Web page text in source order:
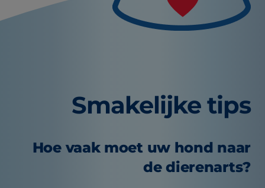
Smakelijke tips
Hoe vaak moet uw hond naar
de dierenarts?